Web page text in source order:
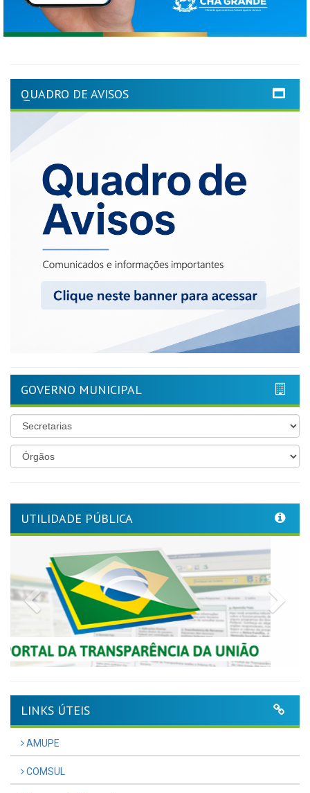
QUADRO DE AVISOS
GOVERNO MUNICIPAL
UTILIDADE PÚBLICA
Previous
LINKS ÚTEIS
AMUPE
COMSUL